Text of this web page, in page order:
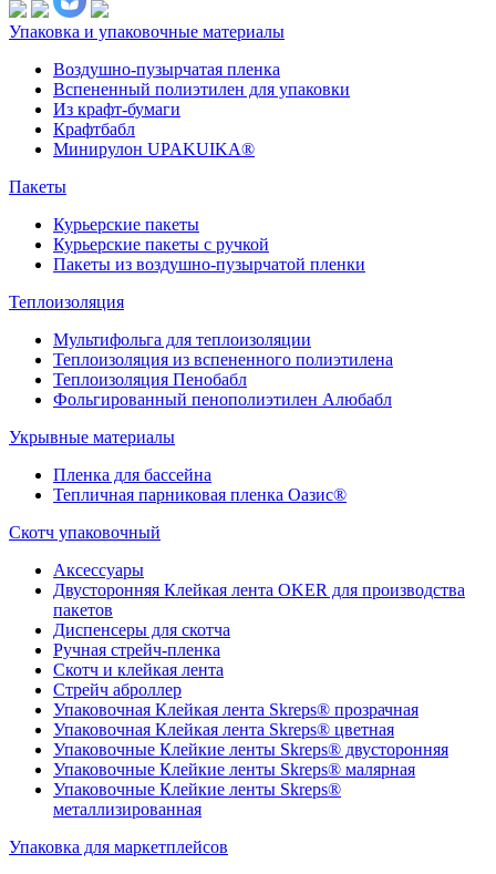
Упаковка и упаковочные материалы
Воздушно-пузырчатая пленка
Вспененный полиэтилен для упаковки
Из крафт-бумаги
Крафтбабл
Минирулон UPAKUIKA®
Пакеты
Курьерские пакеты
Курьерские пакеты с ручкой
Пакеты из воздушно-пузырчатой пленки
Теплоизоляция
Мультифольга для теплоизоляции
Теплоизоляция из вспененного полиэтилена
Теплоизоляция Пенобабл
Фольгированный пенополиэтилен Алюбабл
Укрывные материалы
Пленка для бассейна
Тепличная парниковая пленка Оазис®
Скотч упаковочный
Аксессуары
Двусторонняя Клейкая лента OKER для производства
пакетов
Диспенсеры для скотча
Ручная стрейч-пленка
Скотч и клейкая лента
Стрейч аброллер
Упаковочная Клейкая лента Skreps® прозрачная
Упаковочная Клейкая лента Skreps® цветная
Упаковочные Клейкие ленты Skreps® двусторонняя
Упаковочные Клейкие ленты Skreps® малярная
Упаковочные Клейкие ленты Skreps®
металлизированная
Упаковка для маркетплейсов